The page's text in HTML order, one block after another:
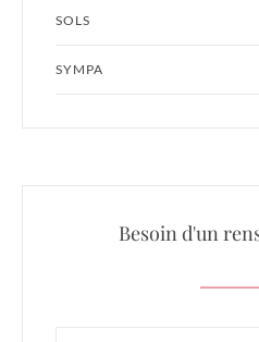
SOLS
SYMPA
Besoin d'un